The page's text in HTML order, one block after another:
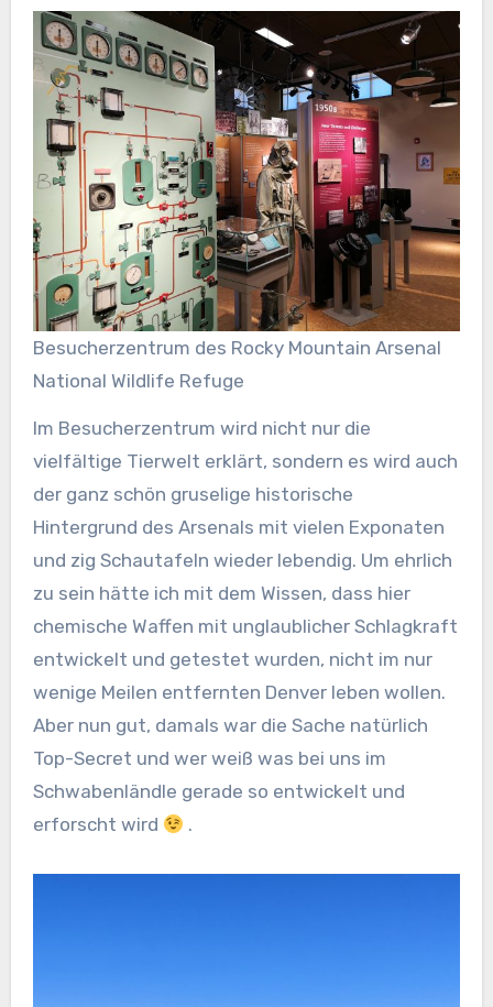
Besucherzentrum des Rocky Mountain Arsenal
National Wildlife Refuge
Im Besucherzentrum wird nicht nur die
vielfältige Tierwelt erklärt, sondern es wird auch
der ganz schön gruselige historische
Hintergrund des Arsenals mit vielen Exponaten
und zig Schautafeln wieder lebendig. Um ehrlich
zu sein hätte ich mit dem Wissen, dass hier
chemische Waffen mit unglaublicher Schlagkraft
entwickelt und getestet wurden, nicht im nur
wenige Meilen entfernten Denver leben wollen.
Aber nun gut, damals war die Sache natürlich
Top-Secret und wer weiß was bei uns im
Schwabenländle gerade so entwickelt und
erforscht wird
.